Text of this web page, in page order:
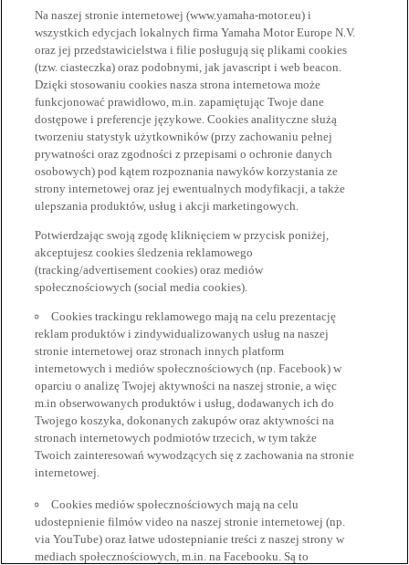
Na naszej stronie internetowej (www.yamaha-motor.eu) i
wszystkich edycjach lokalnych firma Yamaha Motor Europe N.V.
oraz jej przedstawicielstwa i filie posługują się plikami cookies
(tzw. ciasteczka) oraz podobnymi, jak javascript i web beacon.
Dzięki stosowaniu cookies nasza strona internetowa może
funkcjonować prawidłowo, m.in. zapamiętując Twoje dane
dostępowe i preferencje językowe. Cookies analityczne służą
tworzeniu statystyk użytkowników (przy zachowaniu pełnej
prywatności oraz zgodności z przepisami o ochronie danych
osobowych) pod kątem rozpoznania nawyków korzystania ze
strony internetowej oraz jej ewentualnych modyfikacji, a także
ulepszania produktów, usług i akcji marketingowych.
Potwierdzając swoją zgodę kliknięciem w przycisk poniżej,
akceptujesz cookies śledzenia reklamowego
(tracking/advertisement cookies) oraz mediów
społecznościowych (social media cookies).
Cookies trackingu reklamowego mają na celu prezentację
reklam produktów i zindywidualizowanych usług na naszej
stronie internetowej oraz stronach innych platform
internetowych i mediów społecznościowych (np. Facebook) w
oparciu o analizę Twojej aktywności na naszej stronie, a więc
m.in obserwowanych produktów i usług, dodawanych ich do
Twojego koszyka, dokonanych zakupów oraz aktywności na
stronach internetowych podmiotów trzecich, w tym także
Twoich zainteresowań wywodzących się z zachowania na stronie
internetowej.
Cookies mediów społecznościowych mają na celu
udostepnienie filmów video na naszej stronie internetowej (np.
via YouTube) oraz łatwe udostepnianie treści z naszej strony w
mediach społecznościowych, m.in. na Facebooku. Są to